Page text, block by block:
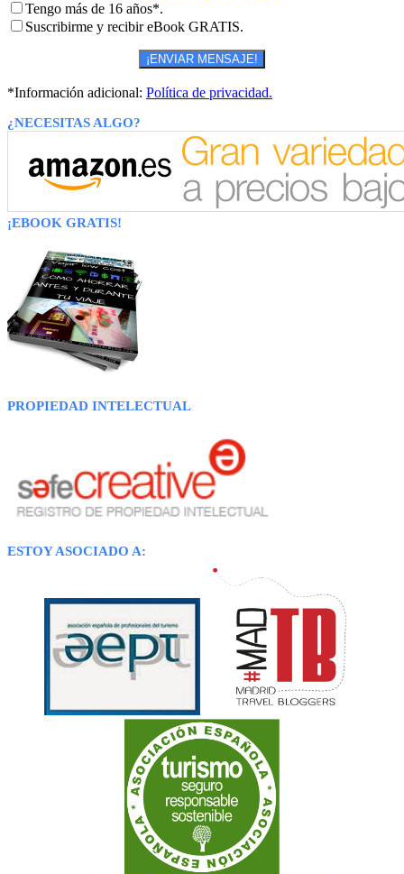
Tengo más de 16 años*.
Suscribirme y recibir eBook GRATIS.
*Información adicional: Política de privacidad.
¿NECESITAS ALGO?
¡EBOOK GRATIS!
PROPIEDAD INTELECTUAL
ESTOY ASOCIADO A: